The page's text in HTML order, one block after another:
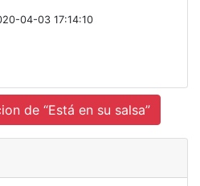
04-03 17:14:10
de “Está en su salsa”